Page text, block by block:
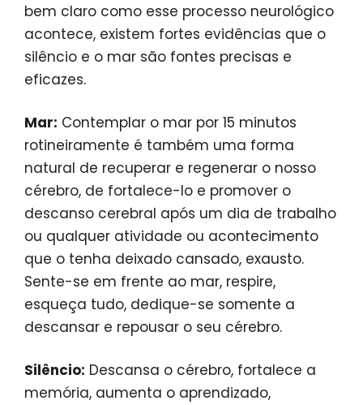
bem claro como esse processo neurológico
acontece, existem fortes evidências que o
silêncio e o mar são fontes precisas e
eficazes.
Mar: Contemplar o mar por 15 minutos
rotineiramente é também uma forma
natural de recuperar e regenerar o nosso
cérebro, de fortalece-lo e promover o
descanso cerebral após um dia de trabalho
ou qualquer atividade ou acontecimento
que o tenha deixado cansado, exausto.
Sente-se em frente ao mar, respire,
esqueça tudo, dedique-se somente a
descansar e repousar o seu cérebro.
Silêncio: Descansa o cérebro, fortalece a
memória, aumenta o aprendizado,